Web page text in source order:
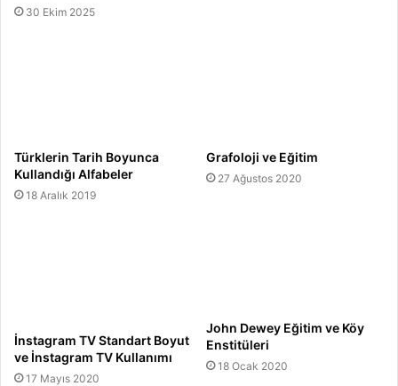
30 Ekim 2025
Türklerin Tarih Boyunca
Kullandığı Alfabeler
18 Aralık 2019
Grafoloji ve Eğitim
27 Ağustos 2020
İnstagram TV Standart Boyut
ve İnstagram TV Kullanımı
17 Mayıs 2020
John Dewey Eğitim ve Köy
Enstitüleri
18 Ocak 2020